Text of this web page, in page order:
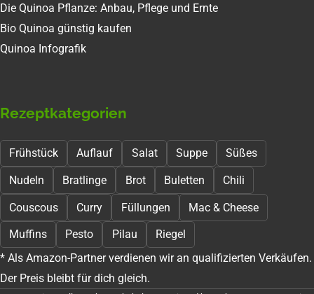
Die Quinoa Pflanze: Anbau, Pflege und Ernte
Bio Quinoa günstig kaufen
Quinoa Infografik
Rezeptkategorien
Frühstück Auflauf Salat Suppe Süßes
Nudeln Bratlinge Brot Buletten Chili
Couscous Curry Füllungen Mac & Cheese
Muffins Pesto Pilau
Riegel
* Als Amazon-Partner verdienen wir an qualifizierten Verkäufen.
Der Preis bleibt für dich gleich.